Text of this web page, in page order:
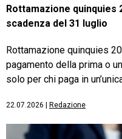
Rottamazione quinquies
scadenza del 31 luglio
Rottamazione quinquies
pagamento della prima o
solo per chi paga in
22.07.2026 Redazione